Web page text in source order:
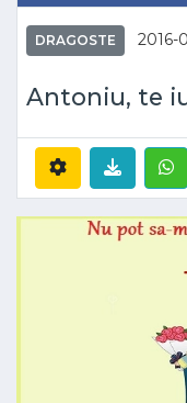
DRAGOSTE 2016-
Antoniu, te